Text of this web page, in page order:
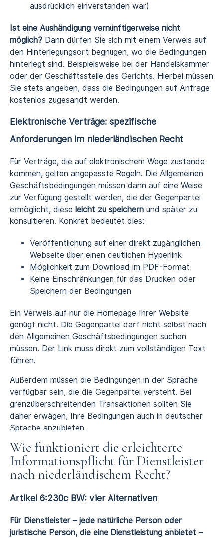
ausdrücklich einverstanden war)
Ist eine Aushändigung vernünftigerweise nicht
möglich? Dann dürfen Sie sich mit einem Verweis auf
den Hinterlegungsort begnügen, wo die Bedingungen
hinterlegt sind. Beispielsweise bei der Handelskammer
oder der Geschäftsstelle des Gerichts. Hierbei müssen
Sie stets angeben, dass die Bedingungen auf Anfrage
kostenlos zugesandt werden.
Elektronische Verträge: spezifische
Anforderungen im niederländischen Recht
Für Verträge, die auf elektronischem Wege zustande
kommen, gelten angepasste Regeln. Die Allgemeinen
Geschäftsbedingungen müssen dann auf eine Weise
zur Verfügung gestellt werden, die der Gegenpartei
ermöglicht, diese leicht zu speichern und später zu
konsultieren. Konkret bedeutet dies:
Veröffentlichung auf einer direkt zugänglichen
Webseite über einen deutlichen Hyperlink
Möglichkeit zum Download im PDF-Format
Keine Einschränkungen für das Drucken oder
Speichern der Bedingungen
Ein Verweis auf nur die Homepage Ihrer Website
genügt nicht. Die Gegenpartei darf nicht selbst nach
den Allgemeinen Geschäftsbedingungen suchen
müssen. Der Link muss direkt zum vollständigen Text
führen.
Außerdem müssen die Bedingungen in der Sprache
verfügbar sein, die die Gegenpartei versteht. Bei
grenzüberschreitenden Transaktionen sollten Sie
daher erwägen, Ihre Bedingungen auch in deutscher
Sprache anzubieten.
Wie funktioniert die erleichterte
Informationspflicht für Dienstleister
nach niederländischem Recht?
Artikel 6:230c BW: vier Alternativen
Für Dienstleister – jede natürliche Person oder
juristische Person, die eine Dienstleistung anbietet –